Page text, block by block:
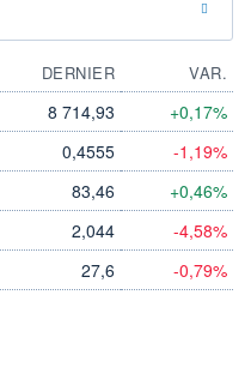
DERNIER
VAR.
8 714,93 +0,17%
0,4555 -1,19%
83,46 +0,46%
2,044 -4,58%
27,6 -0,79%